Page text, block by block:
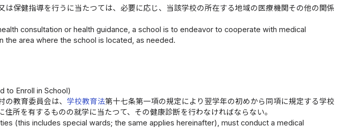
は保健指導を行うに当たつては、必要に応じ、当該学校の所在する地域の医療機関その他の関係
consultation or health guidance, a school is to endeavor to cooperate with medical
the area where the school is located, as needed.
to Enroll in School)
教育委員会は、 学校教育法第十七条第一項の規定により翌学年の初めから同項に規定する学校
所を有するものの就学に当たつて、その健康診断を行わなければならない。
(this includes special wards; the same applies hereinafter), must conduct a medical